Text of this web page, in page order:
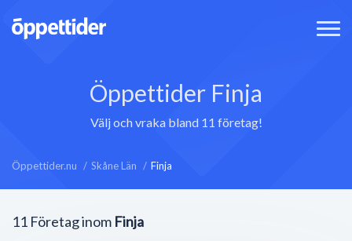
Öppettider Finja
Välj och vraka bland 11 företag!
Öppettider.nu Skåne Län Finja
11 Företag inom Finja